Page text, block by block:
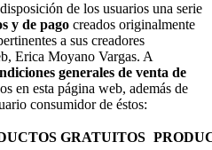
de los usuarios una serie
y de pago creados originalmente
a sus creadores
Erica Moyano Vargas. A
generales de venta de
en esta página web, además de
consumidor de éstos:
GRATUITOS